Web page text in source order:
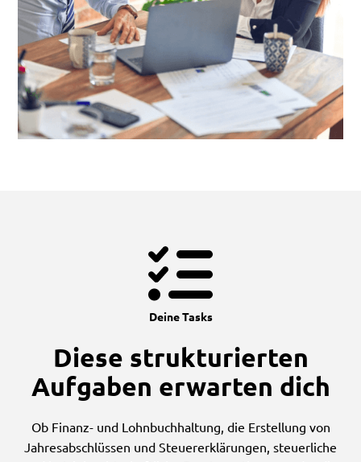
Deine Tasks
Diese strukturierten
Aufgaben erwarten dich
Ob Finanz- und Lohnbuchhaltung, die Erstellung von
Jahresabschlüssen und Steuererklärungen, steuerliche